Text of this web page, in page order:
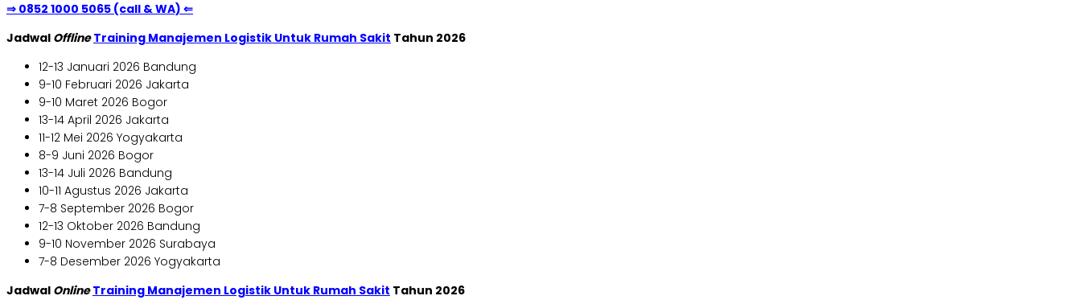
⇒ 0852 1000 5065 (call & WA) ⇐
Jadwal OfflineTraining Manajemen Logistik Untuk Rumah Sakit Tahun 2026
12-13 Januari 2026 Bandung
9-10 Februari 2026 Jakarta
9-10 Maret 2026 Bogor
13-14 April 2026 Jakarta
11-12 Mei 2026 Yogyakarta
8-9 Juni 2026 Bogor
13-14 Juli 2026 Bandung
10-11 Agustus 2026 Jakarta
7-8 September 2026 Bogor
12-13 Oktober 2026 Bandung
9-10 November 2026 Surabaya
7-8 Desember 2026 Yogyakarta
Jadwal Online Training Manajemen Logistik Untuk Rumah Sakit Tahun 2026